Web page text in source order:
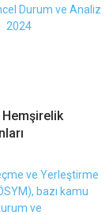
Hemşirelik